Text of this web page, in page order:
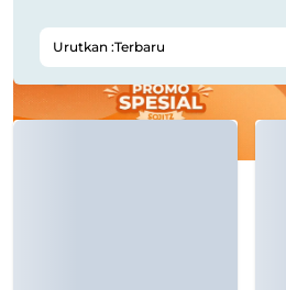
Urutkan :Terbaru